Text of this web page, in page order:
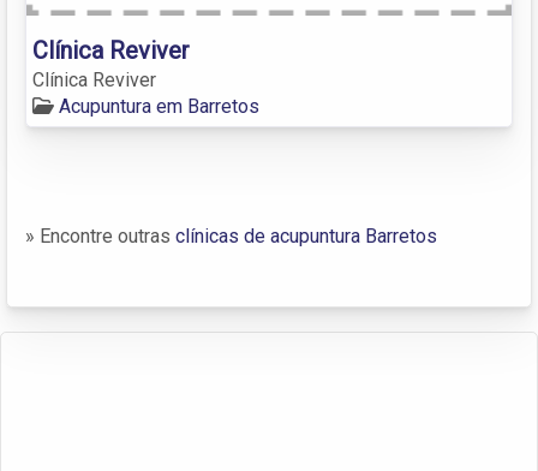
Clínica Reviver
Clínica Reviver
Acupuntura em Barretos
» Encontre outras clínicas de acupuntura Barretos